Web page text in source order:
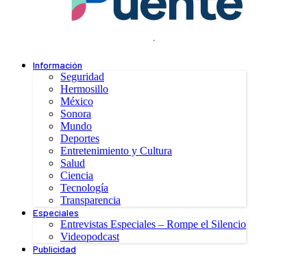
.
Información
Seguridad
Hermosillo
México
Sonora
Mundo
Deportes
Entretenimiento y Cultura
Salud
Ciencia
Tecnología
Transparencia
Especiales
Entrevistas Especiales – Rompe el Silencio
Videopodcast
Publicidad